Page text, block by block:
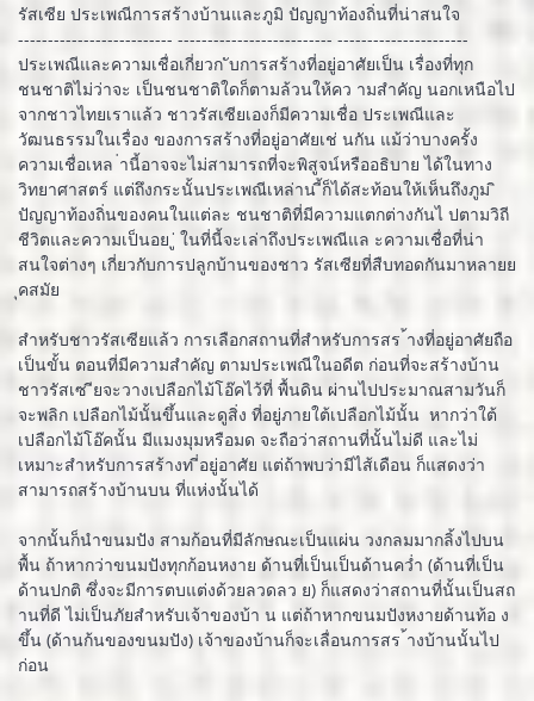
รัสเซีย ประเพณีการสร้างบ้านและภูมิ ปัญญาท้องถิ่นที่น่าสนใจ
-------------------------- -------------------------- ----------------------
ประเพณีและความเชื่อเกี่ยวก ับการสร้างที่อยู่อาศัยเป็น เรื่องที่ทุก
ชนชาติไม่ว่าจะ เป็นชนชาติใดก็ตามล้วนให้คว ามสำคัญ นอกเหนือไป
จากชาวไทยเราแล้ว ชาวรัสเซียเองก็มีความเชื่อ ประเพณีและ
วัฒนธรรมในเรื่อง ของการสร้างที่อยู่อาศัยเช่ นกัน แม้ว่าบางครั้ง
ความเชื่อเหล ่านี้อาจจะไม่สามารถที่จะพิสูจน์หรืออธิบาย ได้ในทาง
วิทยาศาสตร์ แต่ถึงกระนั้นประเพณีเหล่าน ี้ก็ได้สะท้อนให้เห็นถึงภูม ิ
ปัญญาท้องถิ่นของคนในแต่ละ ชนชาติที่มีความแตกต่างกันไ ปตามวิถี
ชีวิตและความเป็นอย ู่ ในที่นี้จะเล่าถึงประเพณีแล ะความเชื่อที่น่า
สนใจต่างๆ เกี่ยวกับการปลูกบ้านของชาว รัสเซียที่สืบทอดกันมาหลายย
ุคสมัย
สำหรับชาวรัสเซียแล้ว การเลือกสถานที่สำหรับการสร ้างที่อยู่อาศัยถือ
เป็นขั้น ตอนที่มีความสำคัญ ตามประเพณีในอดีต ก่อนที่จะสร้างบ้าน
ชาวรัสเซ ียจะวางเปลือกไม้โอ๊คไว้ที่ พื้นดิน ผ่านไปประมาณสามวันก็
จะพลิก เปลือกไม้นั้นขึ้นและดูสิ่ง ที่อยู่ภายใต้เปลือกไม้นั้น หากว่าใต้
เปลือกไม้โอ๊คนั้น มีแมงมุมหรือมด จะถือว่าสถานที่นั้นไม่ดี และไม่
เหมาะสำหรับการสร้างท ี่อยู่อาศัย แต่ถ้าพบว่ามีไส้เดือน ก็แสดงว่า
สามารถสร้างบ้านบน ที่แห่งนั้นได้
จากนั้นก็นำขนมปัง สามก้อนที่มีลักษณะเป็นแผ่น วงกลมมากลิ้งไปบน
พื้น ถ้าหากว่าขนมปังทุกก้อนหงาย ด้านที่เป็นเป็นด้านคว่ำ (ด้านที่เป็น
ด้านปกติ ซึ่งจะมีการตบแต่งด้วยลวดลว ย) ก็แสดงว่าสถานที่นั้นเป็นสถ
านที่ดี ไม่เป็นภัยสำหรับเจ้าของบ้า น แต่ถ้าหากขนมปังหงายด้านท้อ ง
ขึ้น (ด้านก้นของขนมปัง) เจ้าของบ้านก็จะเลื่อนการสร ้างบ้านนั้นไป
ก่อน